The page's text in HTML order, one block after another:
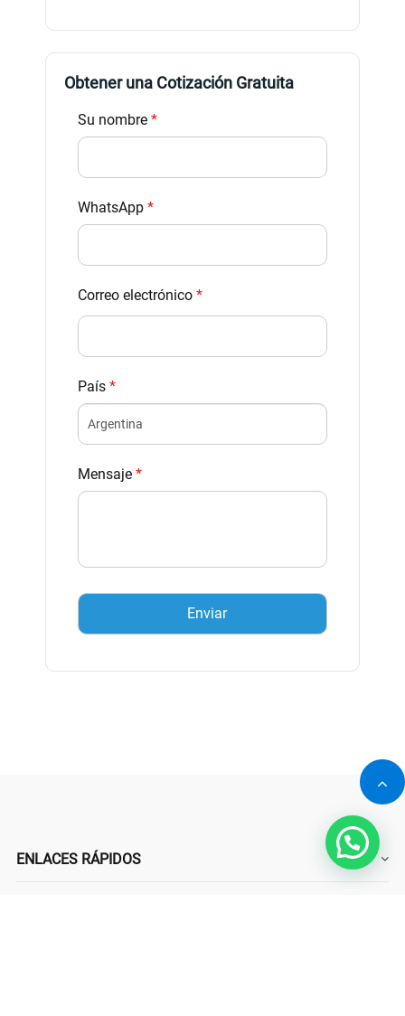
Obtener una Cotización Gratuita
Su nombre *
WhatsApp *
Correo electrónico *
País *
Mensaje *
ENLACES RÁPIDOS